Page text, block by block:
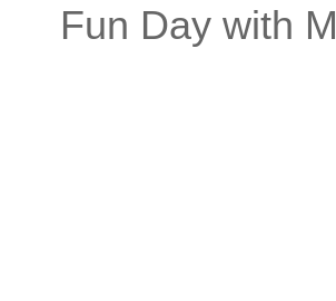
Fun Day with